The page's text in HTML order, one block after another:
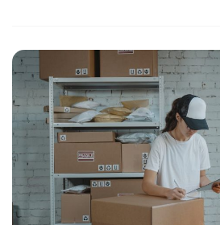
W każdej organizacji komunikacja
działań, relacje w zespole oraz
komunikowania się natomiast to
przekazujemy informacje, słuchamy
Read More